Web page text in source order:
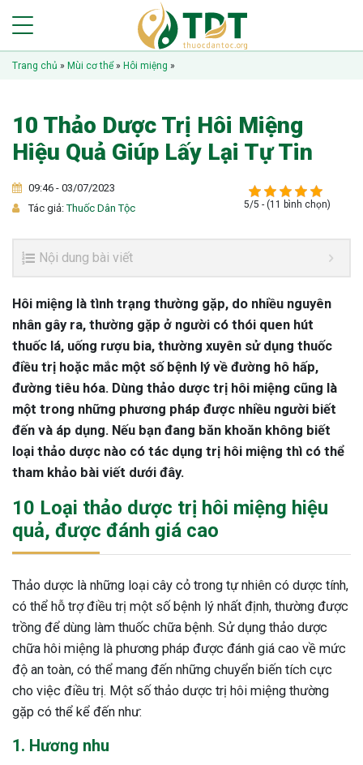
Trang chủ » Mùi cơ thể» Hôi miệng »
10 Thảo Dược Trị Hôi Miệng
Hiệu Quả Giúp Lấy Lại Tự Tin
09:46 - 03/07/2023
Tác giả:Thuốc Dân Tộc 5/5 - (11 bình chọn)
Nội dung bài viết
Hôi miệng là tình trạng thường gặp, do nhiều nguyên
nhân gây ra, thường gặp ở người có thói quen hút
thuốc lá, uống rượu bia, thường xuyên sử dụng thuốc
điều trị hoặc mắc một số bệnh lý về đường hô hấp,
đường tiêu hóa. Dùng thảo dược trị hôi miệng cũng là
một trong những phương pháp được nhiều người biết
đến và áp dụng. Nếu bạn đang băn khoăn không biết
loại thảo dược nào có tác dụng trị hôi miệng thì có thể
tham khảo bài viết dưới đây.
10 Loại thảo dược trị hôi miệng hiệu
quả, được đánh giá cao
Thảo dược là những loại cây cỏ trong tự nhiên có dược tính,
có thể hỗ trợ điều trị một số bệnh lý nhất định, thường được
trồng để dùng làm thuốc chữa bệnh. Sử dụng thảo dược
chữa hôi miệng là phương pháp được đánh giá cao về mức
độ an toàn, có thể mang đến những chuyển biến tích cực
cho việc điều trị. Một số thảo dược trị hôi miệng thường
gặp có thể kể đến như:
1. Hương nhu